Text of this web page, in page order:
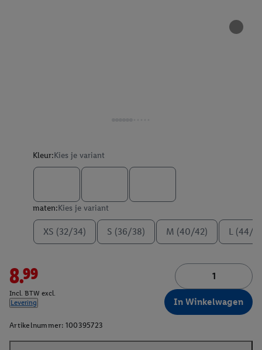
Kleur:Kies je variant
maten:Kies je variant
XS (32/34) S (36/38) M (40/42) L (44/
8.99
Incl. BTW excl.
Levering
In Winkelwagen
Artikelnummer: 100395723